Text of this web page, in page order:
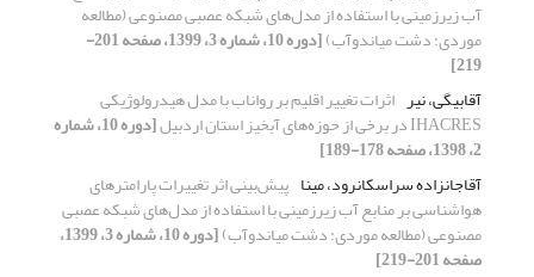
آب زیرزمینی با استفاده از مدل‌های شبکه عصبی مصنوعی (مطالعه
موردی: دشت میاندوآب) [دوره 10، شماره 3، 1399، صفحه 201-
219]
آقابیگی، نیر اثرات تغییر اقلیم بر رواناب با مدل هیدرولوژیکی
IHACRES در برخی از حوزه‌های آبخیز استان اردبیل [دوره 10، شماره
2، 1398، صفحه 178-189]
آقاجانزاده سراسکانرود، مینا پیش‌بینی اثر تغییرات پارامترهای
هواشناسی بر منابع آب زیرزمینی با استفاده از مدل‌های شبکه عصبی
مصنوعی (مطالعه موردی: دشت میاندوآب) [دوره 10، شماره 3، 1399،
صفحه 201-219]